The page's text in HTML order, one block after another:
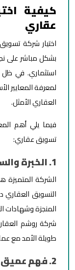
كيفية
عقاري
اختيار شركة
بشكل مباشر على
استثماري. في ظل
لمعرفة المعايير
العقاري الأمثل.
فيما يلي أهم
تسويق عقاري:
1. الخبرة والسمعة في السوق
الشركة
التسويق العقاري
المنجزة وشهادات
شركة روشم
طويلة الأمد مع
2. فهم عميق للسوق المحلي